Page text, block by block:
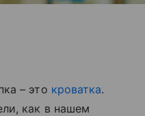
– это кроватка.
как в нашем